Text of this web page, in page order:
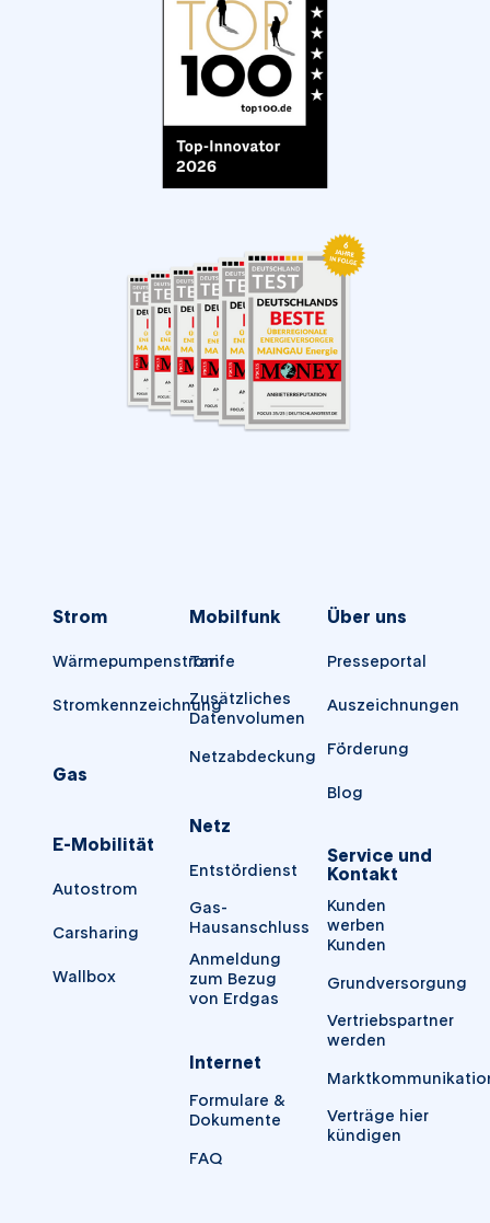
Strom
Wärmepumpenstrom
Stromkennzeichnung
Gas
E-Mobilität
Autostrom
Carsharing
Wallbox
Mobilfunk
Tarife
Zusätzliches
Datenvolumen
Netzabdeckung
Netz
Entstördienst
Gas-
Hausanschluss
Anmeldung
zum Bezug
von Erdgas
Internet
Formulare &
Dokumente
FAQ
Über uns
Presseportal
Auszeichnungen
Förderung
Blog
Service und
Kontakt
Kunden
werben
Kunden
Grundversorgung
Vertriebspartner
werden
Verträge hier
kündigen